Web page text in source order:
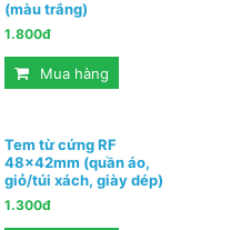
(màu trắng)
1.800đ
Mua hàng
Tem từ cứng RF
48x42mm (quần áo,
giỏ/túi xách, giày dép)
1.300đ